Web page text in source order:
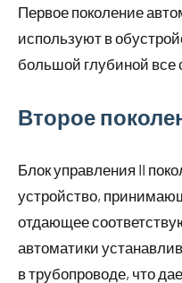
Первое поколение
используют в
большой глубиной все
Второе
Блок управления II
устройство,
отдающее
автоматики
в трубопроводе, что